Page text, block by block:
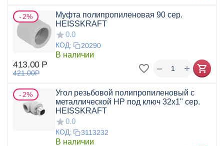
2%
Муфта полипропиленовая 90 сер.
HEISSKRAFT
0.0
КОД: 20290
В наличии
413.00 Р
421.00Р +
−
2%
Угол резьбовой полипропиленовый с
металлической НР под ключ 32x1" сер.
HEISSKRAFT
0.0
КОД: 3113232
В наличии